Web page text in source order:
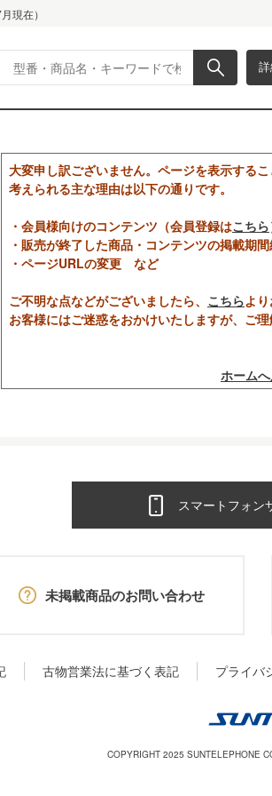
現在）
大変申し訳ございません。ページを表示するこ
考えられる主な理由は以下の通りです。
・会員様向けのコンテンツ（会員登録はこちら
・販売が終了した商品・コンテンツの掲載期
・ページURLの変更 など
ご不明な点などがございましたら、 こちらよ
お客様にはご迷惑をおかけいたしますが、ご
ホーム
スマートフォン
未掲載商品のお問い合わせ
古物営業法に基づく表記 プライバ
COPYRIGHT 2025 SUNTELEPHONE